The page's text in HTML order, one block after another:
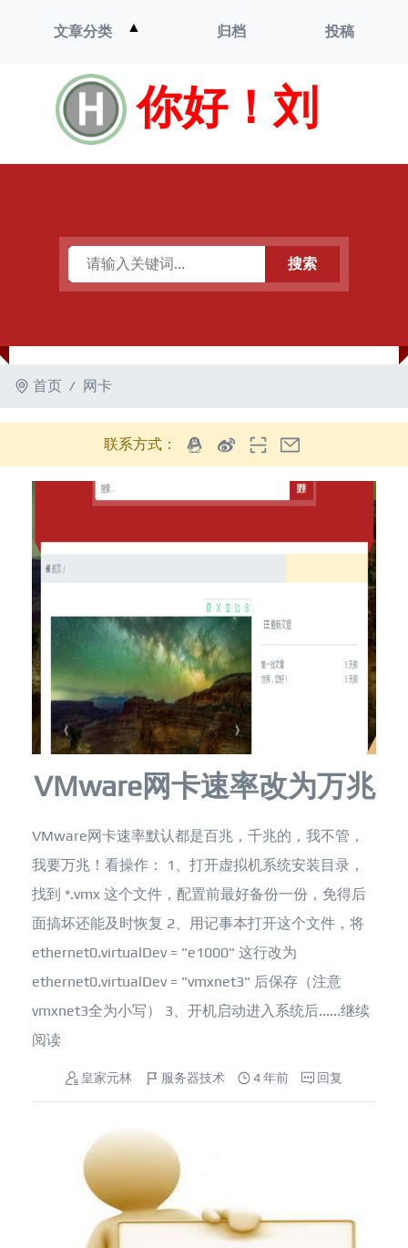
你好！刘
文章分类 ▲
单
归档 投稿
搜索
首页 网卡
联系方式：
VMware网卡速率改为万兆
VMware网卡速率默认都是百兆，千兆的，我不管，
我要万兆！看操作： 1、打开虚拟机系统安装目录，
找到 *.vmx 这个文件，配置前最好备份一份，免得后
面搞坏还能及时恢复 2、用记事本打开这个文件，将
ethernet0.virtualDev = "e1000" 这行改为
ethernet0.virtualDev = "vmxnet3" 后保存（注意
vmxnet3全为小写） 3、开机启动进入系统后......继续
阅读
皇家元林 服务器技术 4 年前 回复